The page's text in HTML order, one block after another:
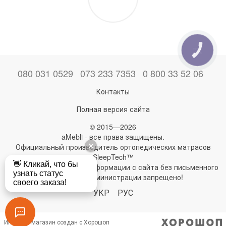
080 031 0529 073 233 7353 0 800 33 52 06
Контакты
Полная версия сайта
© 2015—2026
aMebli - все права защищены.
Официальный производитель ортопедических матрасов
SleepTech™
Любое использование информации с сайта без письменного
разрешения администрации запрещено!
УКР РУС
Интернет-магазин создан с Хорошоп
КНОПКА
ЗВ'ЯЗКУ